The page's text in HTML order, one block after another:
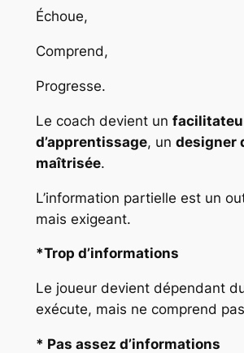
Échoue,
Comprend,
Progresse.
Le coach devient un
d’apprentissage, un designer
maîtrisée.
L’information partielle est un
mais exigeant.
*Trop d’informations
Le joueur devient dépendant
exécute, mais ne comprend
* Pas assez d’informations